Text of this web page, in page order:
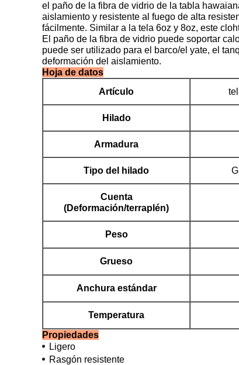
el paño de la fibra de vidrio de la tabla
aislamiento y resistente al fuego de alta
fácilmente. Similar a la tela 6oz y 8oz, este
El paño de la fibra de vidrio puede soportar
puede ser utilizado para el barco/el yate, el
deformación del aislamiento.
Hoja de datos
Artículo
Hilado
Armadura
Tipo del hilado
Cuenta
(Deformación/terraplén)
Peso
Grueso
Anchura estándar
Temperatura
Propiedades
Ligero
Rasgón resistente